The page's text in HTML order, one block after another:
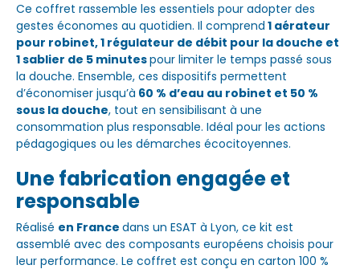
Ce coffret rassemble les essentiels pour adopter des
gestes économes au quotidien. Il comprend 1 aérateur
pour robinet, 1 régulateur de débit pour la douche et
1 sablier de 5 minutespour limiter le temps passé sous
la douche. Ensemble, ces dispositifs permettent
d’économiser jusqu’à 60 % d’eau au robinet et 50 %
sous la douche, tout en sensibilisant à une
consommation plus responsable. Idéal pour les actions
pédagogiques ou les démarches écocitoyennes.
Une fabrication engagée et
responsable
Réalisé en France dans un ESAT à Lyon, ce kit est
assemblé avec des composants européens choisis pour
leur performance. Le coffret est conçu en carton 100 %